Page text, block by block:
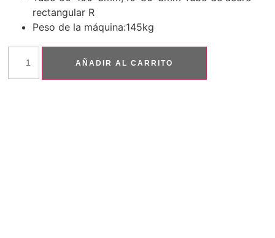
rectangular R
Peso de la máquina:145kg
AÑADIR AL CARRITO